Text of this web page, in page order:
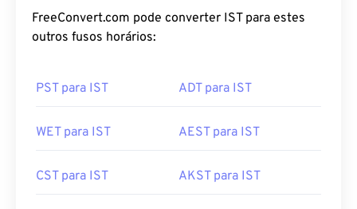
FreeConvert.com pode converter IST para estes
outros fusos horários:
PST para IST ADT para IST
WET para IST AEST para IST
CST para IST AKST para IST